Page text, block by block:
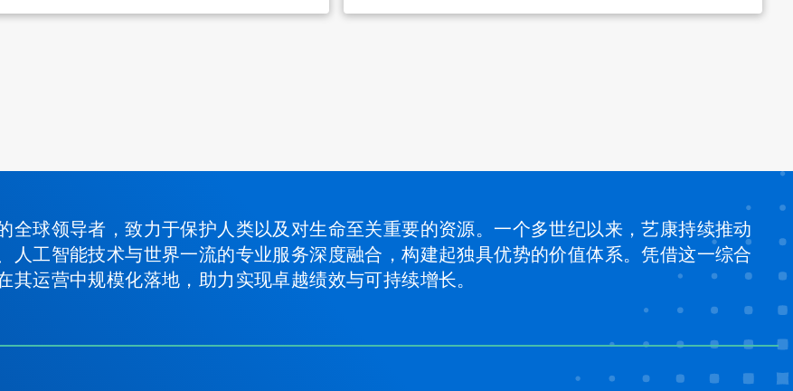
全球领导者，致力于保护人类以及对生命至关重要的资源。一个多世纪以来，艺康持续推动
人工智能技术与世界一流的专业服务深度融合，构建起独具优势的价值体系。凭借这一综合
运营中规模化落地，助力实现卓越绩效与可持续增长。